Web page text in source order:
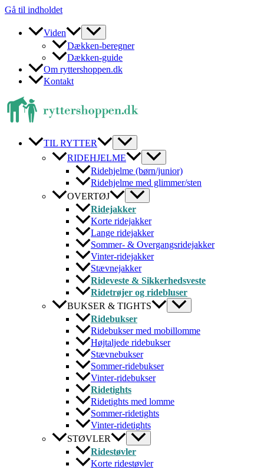
Gå til indholdet
Viden
Dækken-beregner
Dækken-guide
Om ryttershoppen.dk
Kontakt
TIL RYTTER
RIDEHJELME
Ridehjelme (børn/junior)
Ridehjelme med glimmer/sten
OVERTØJ
Ridejakker
Korte ridejakker
Lange ridejakker
Sommer- & Overgangsridejakker
Vinter-ridejakker
Stævnejakker
Rideveste & Sikkerhedsveste
Ridetrøjer og ridebluser
BUKSER & TIGHTS
Ridebukser
Ridebukser med mobillomme
Højtaljede ridebukser
Stævnebukser
Sommer-ridebukser
Vinter-ridebukser
Ridetights
Ridetights med lomme
Sommer-ridetights
Vinter-ridetights
STØVLER
Ridestøvler
Korte ridestøvler